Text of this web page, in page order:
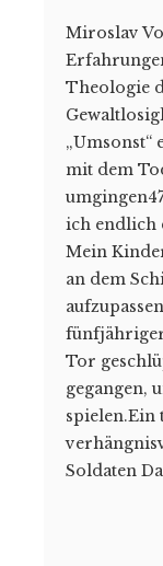
Miroslav
Theologie
mit dem
ich endlich
Mein
an dem
Tor
gegangen,
spielen.Ein
Soldaten